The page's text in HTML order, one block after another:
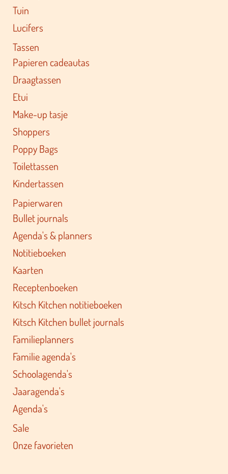
Tuin
Lucifers
Tassen
Papieren cadeautas
Draagtassen
Etui
Make-up tasje
Shoppers
Poppy Bags
Toilettassen
Kindertassen
Papierwaren
Bullet journals
Agenda's & planners
Notitieboeken
Kaarten
Receptenboeken
Kitsch Kitchen notitieboeken
Kitsch Kitchen bullet journals
Familieplanners
Familie agenda's
Schoolagenda's
Jaaragenda's
Agenda's
Sale
Onze favorieten